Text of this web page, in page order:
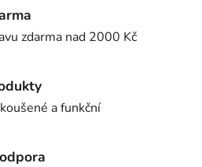
zdarma nad 2000 Kč
a funkční